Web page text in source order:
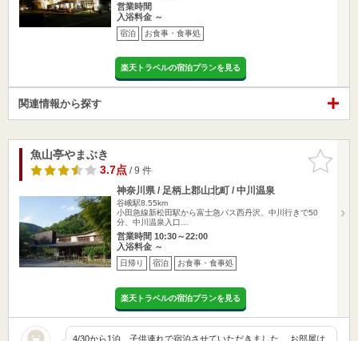
営業時間
入浴料金 ～
宿泊 お食事・食事処
楽天トラベルの宿泊プランを見る
関連情報から探す
お気に入
りに追加
魚山亭やまぶき
3.7点/ 9 件
神奈川県 / 足柄上郡山北町 / 中川温泉
谷峨駅8.55km
小田急線新松田駅から富士急バス西丹沢、中川行きで50
分、中川温泉入口…
営業時間 10:30～22:00
入浴料金 ～
日帰り 宿泊 お食事・食事処
楽天トラベルの宿泊プランを見る
4/30から1泊、子供連れで宿泊させていただきました。 お部屋は